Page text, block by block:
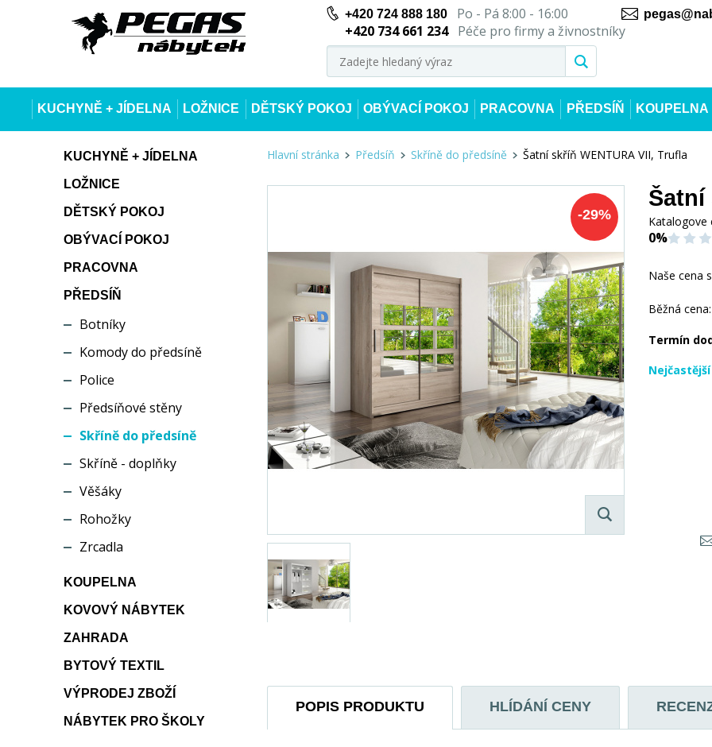
+420 724 888 180Po - Pá 8:00 - 16:00
+420 734 661 234
Péče pro firmy a živnostníky
KUCHYNĚ + JÍDELNA LOŽNICE DĚTSKÝ POKOJ OBÝVACÍ POKOJ PRACOVNA PŘEDSÍŇ KOUPELNA
KUCHYNĚ + JÍDELNA
LOŽNICE
DĚTSKÝ POKOJ
OBÝVACÍ POKOJ
PRACOVNA
PŘEDSÍŇ
Botníky
Komody do předsíně
Police
Předsíňové stěny
Skříně do předsíně
Skříně - doplňky
Věšáky
Rohožky
Zrcadla
KOUPELNA
KOVOVÝ NÁBYTEK
ZAHRADA
BYTOVÝ TEXTIL
VÝPRODEJ ZBOŽÍ
NÁBYTEK PRO ŠKOLY
Hlavní stránka Předsíň Skříně do předsíně Šatní skříň WENTURA VII, Trufla
-29%
Šatní
Katalogove
0%
Naše cena
Běžná cena:
Termín
POPIS PRODUKTU HLÍDÁNÍ CENY